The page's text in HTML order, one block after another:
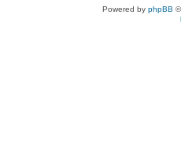
Powered by phpBB